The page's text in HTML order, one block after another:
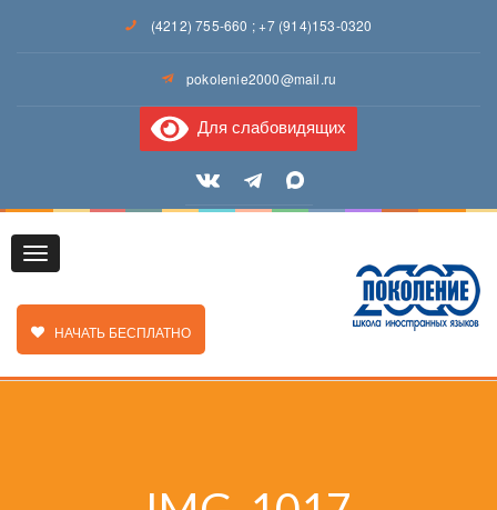
(4212) 755-660 ;+7 (914)153-0320
pokolenie2000@mail.ru
Для слабовидящих
Toggle
ЗАКАЗАТЬ ЗВОНОК
НАЧАТЬ БЕСПЛАТНО